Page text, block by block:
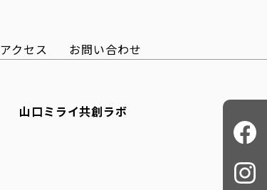
アクセス お問い合わせ
山口ミライ共創ラボ